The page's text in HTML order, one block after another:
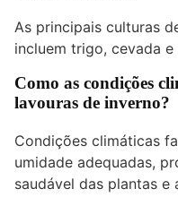
As principais culturas
incluem trigo, cevada e
Como as condições
lavouras de inverno?
Condições climáticas
umidade adequadas,
saudável das plantas e